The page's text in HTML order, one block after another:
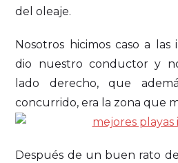
del oleaje.
Nosotros hicimos caso a las
dio nuestro conductor y
lado derecho, que
concurrido, era la zona que
Después de un buen rato